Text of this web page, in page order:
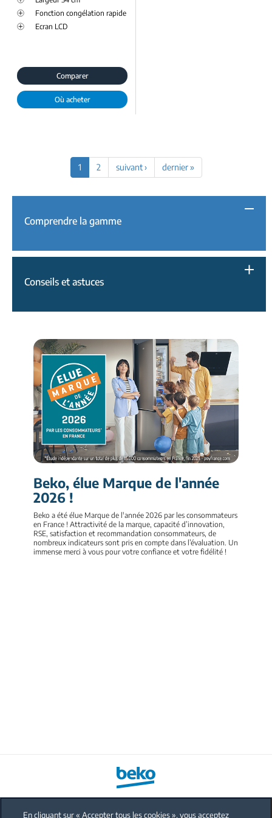
Fonction congélation rapide
Ecran LCD
Comparer
Où acheter
1 2 suivant › dernier »
Comprendre la gamme
Conseils et astuces
Beko, élue Marque de l'année
2026 !
Beko a été élue Marque de l'année 2026 par les consommateurs
en France ! Attractivité de la marque, capacité d’innovation,
RSE, satisfaction et recommandation consommateurs, de
nombreux indicateurs sont pris en compte dans l’évaluation. Un
immense merci à vous pour votre confiance et votre fidélité !
En cliquant sur « Accepter tous les cookies », vous acceptez